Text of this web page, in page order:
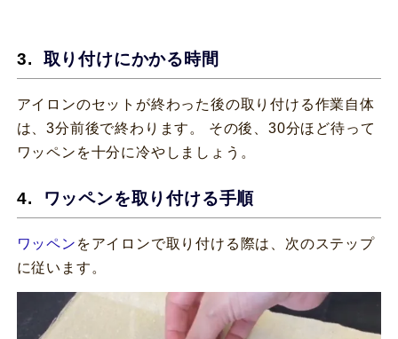
取り付けにかかる時間
アイロンのセットが終わった後の取り付ける作業自体
は、3分前後で終わります。 その後、30分ほど待って
ワッペンを十分に冷やしましょう。
ワッペンを取り付ける手順
ワッペン をアイロンで取り付ける際は、次のステップ
に従います。